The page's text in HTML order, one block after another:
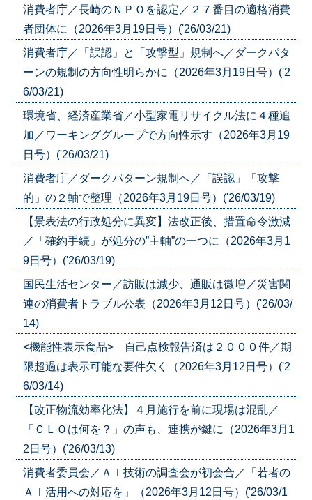
消費者庁／長崎のＮＰＯを認定／２７番目の適格消費
者団体に（2026年3月19日号）('26/03/21)
消費者庁／「誤認」と「攻撃型」規制へ／ダークパタ
ーンの規制の方向性明らかに（2026年3月19日号）('2
6/03/21)
環境省、経済産業省／小型家電リサイクル法に４種追
加／ワーキンググループで方向性示す（2026年3月19
日号）('26/03/21)
消費者庁／ダークパターン規制へ／「誤認」「攻撃
的」の２軸で整理（2026年3月19日号）('26/03/19)
【景表法の行政処分に異変】法改正後、措置命令激減
／「確約手続」が処分の”主軸”の一つに（2026年3月1
9日号）('26/03/19)
国民生活センター／訪販は減少、通販は微増／災害関
連の消費者トラブル公表（2026年3月12日号）('26/03/
14)
<機能性表示食品> 自己点検報告済は２０００件／期
限超過は表示可能な要件欠く（2026年3月12日号）('2
6/03/14)
【改正物流効率化法】４月施行を前に現場は混乱／
「ＣＬＯは何を？」の声も、連携が鍵に（2026年3月1
2日号）('26/03/13)
消費者委員会／ＡＩ技術の調査会が初会合／「若者の
ＡＩ活用への対応を」（2026年3月12日号）('26/03/1